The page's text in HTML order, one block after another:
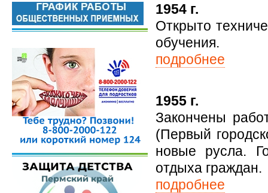
1954 г.
Открыто
обучения.
подробнее
1955 г.
Закончены
(Первый
новые русла.
отдыха граждан.
подробнее